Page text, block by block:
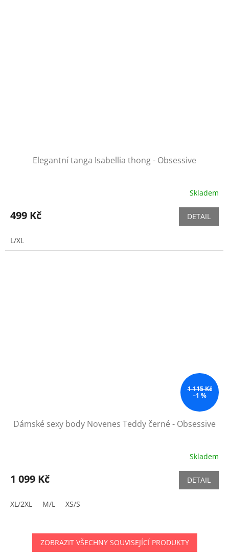
Elegantní tanga Isabellia thong - Obsessive
Skladem
499 Kč DETAIL
L/XL
1 115 Kč
–1 %
Dámské sexy body Novenes Teddy černé - Obsessive
Skladem
1 099 Kč DETAIL
XL/2XL M/L XS/S
ZOBRAZIT VŠECHNY SOUVISEJÍCÍ PRODUKTY